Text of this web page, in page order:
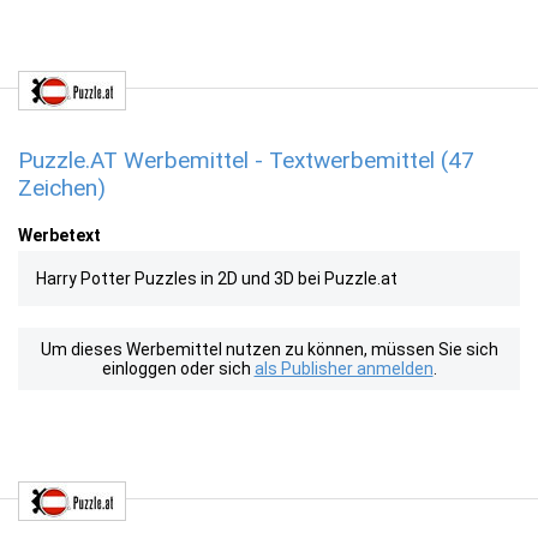
Puzzle.AT Werbemittel - Textwerbemittel (47
Zeichen)
Werbetext
Harry Potter Puzzles in 2D und 3D bei Puzzle.at
Um dieses Werbemittel nutzen zu können, müssen Sie sich
einloggen oder sich als Publisher anmelden